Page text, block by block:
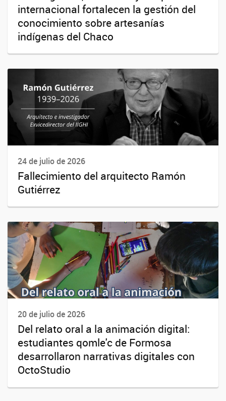
internacional fortalecen la gestión del
conocimiento sobre artesanías
indígenas del Chaco
24 de julio de 2026
Fallecimiento del arquitecto Ramón
Gutiérrez
20 de julio de 2026
Del relato oral a la animación digital:
estudiantes qomle'c de Formosa
desarrollaron narrativas digitales con
OctoStudio